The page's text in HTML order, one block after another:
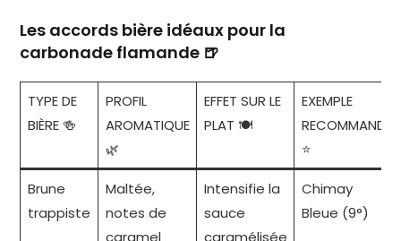
Les accords bière idéaux pour la
carbonade flamande 🍺
TYPE DE
BIÈRE 🍻
PROFIL
AROMATIQUE
🌿
EFFET SUR LE
PLAT 🍽️
EXEMPLE
RECOMMANDÉ
⭐
Brune
trappiste
Maltée,
notes de
caramel
Intensifie la
sauce
caramélisée
Chimay
Bleue (9°)